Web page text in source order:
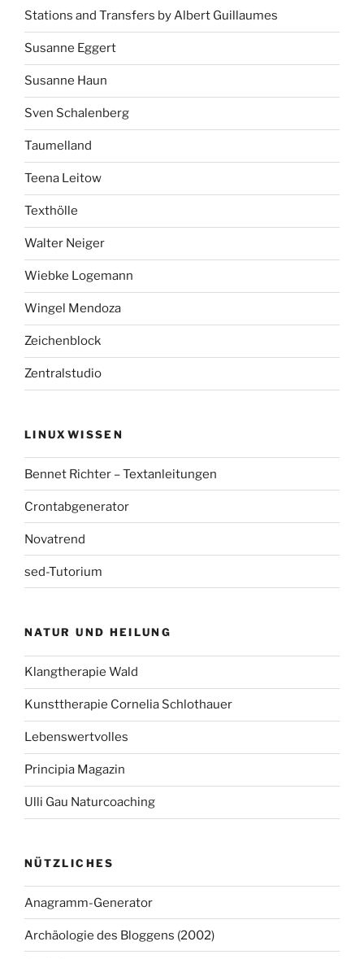
Stations and Transfers by Albert Guillaumes
Susanne Eggert
Susanne Haun
Sven Schalenberg
Taumelland
Teena Leitow
Texthölle
Walter Neiger
Wiebke Logemann
Wingel Mendoza
Zeichenblock
Zentralstudio
LINUXWISSEN
Bennet Richter – Textanleitungen
Crontabgenerator
Novatrend
sed-Tutorium
NATUR UND HEILUNG
Klangtherapie Wald
Kunsttherapie Cornelia Schlothauer
Lebenswertvolles
Principia Magazin
Ulli Gau Naturcoaching
NÜTZLICHES
Anagramm-Generator
Archäologie des Bloggens (2002)